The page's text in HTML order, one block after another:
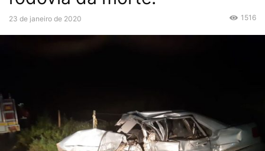
23 de janeiro de 2020 1516